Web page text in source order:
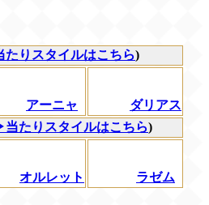
たりスタイルはこちら)
アーニャ
ダリアス
当たりスタイルはこちら)
オルレット ラゼム